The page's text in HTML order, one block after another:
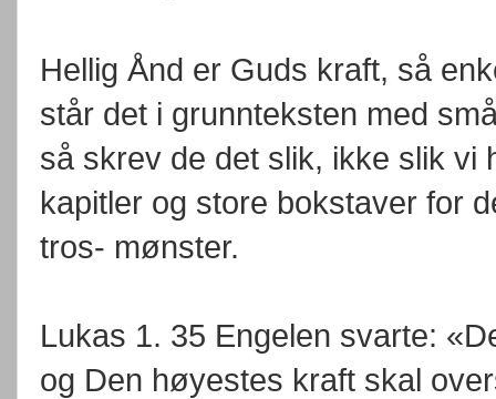
Hellig Ånd er Guds kraft, så
står det i grunnteksten med
så skrev de det slik, ikke slik vi
kapitler og store bokstaver for
tros- mønster.
Lukas 1. 35 Engelen svarte:
og Den høyestes kraft skal